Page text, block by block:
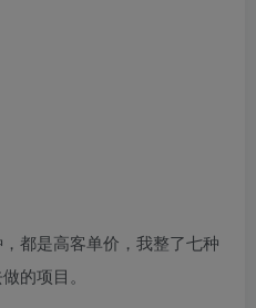
都是高客单价，我整了七种
的项目。